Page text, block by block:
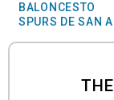
BALONCESTO
SPURS DE SAN